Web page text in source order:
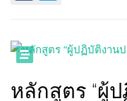
หลักสูตร “ผู้